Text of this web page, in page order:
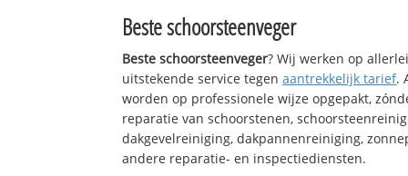
Beste schoorsteenveger
Beste schoorsteenveger? Wij werken op
uitstekende service tegenaantrekkelijk tarief.
worden op professionele wijze opgepakt,
reparatie van schoorstenen,
dakgevelreiniging, dakpannenreiniging,
andere reparatie- en inspectiediensten.